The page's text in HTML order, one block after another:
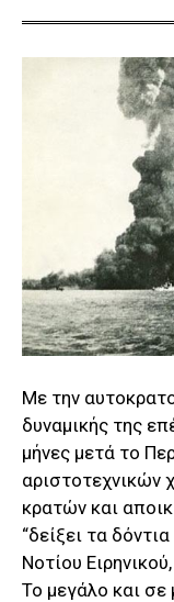
Με την
δυναμικής της
μήνες μετά το
αριστοτεχνικών
κρατών και
“δείξει τα
Νοτίου
Το μεγάλο και σε